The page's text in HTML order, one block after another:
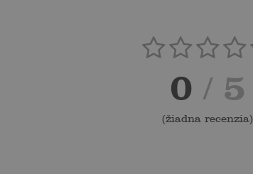
0 / 5
(žiadna recenzia)